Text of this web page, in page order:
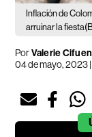
Inflación de
arruinar la fiesta
PorValerie
04 de mayo, 2023